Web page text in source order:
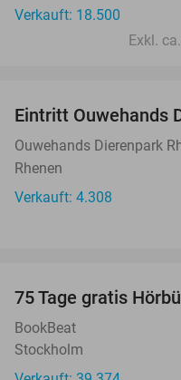
Verkauft: 18.500
Exkl.
Eintritt Ouwehands
Ouwehands Dierenpark
Rhenen
Verkauft: 4.308
75 Tage gratis
BookBeat
Stockholm